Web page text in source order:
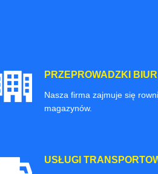
PRZEPROWADZKI BIUR
Nasza firma zajmuje się
magazynów.
USŁUGI